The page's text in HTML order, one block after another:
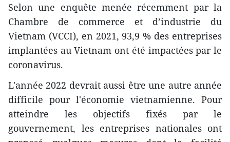
Selon une enquête menée récemment par la
Chambre de commerce et d’industrie du
Vietnam (VCCI), en 2021, 93,9 % des entreprises
implantées au Vietnam ont été impactées par le
coronavirus.
L'année 2022 devrait aussi être une autre année
difficile pour l'économie vietnamienne. Pour
atteindre les objectifs fixés par le
gouvernement, les entreprises nationales ont